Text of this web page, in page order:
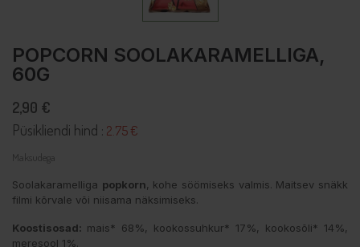
POPCORN SOOLAKARAMELLIGA,
60G
2,90 €
Püsikliendi hind : 2.75 €
Maksudega
Soolakaramelliga popkorn, kohe söömiseks valmis. Maitsev snäkk
filmi kõrvale või niisama näksimiseks.
Koostisosad: mais* 68%, kookossuhkur* 17%, kookosõli* 14%,
meresool 1%.